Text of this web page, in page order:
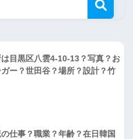
目黒区八雲4-10-13？写真？お
ー？世田谷？場所？設計？竹
仕事？職業？年齢？在日韓国